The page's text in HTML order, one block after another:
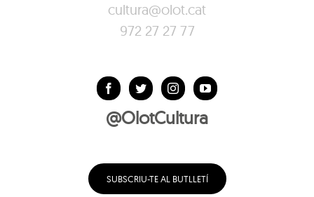
cultura@olot.cat
972 27 27 77
@OlotCultura
SUBSCRIU-TE AL BUTLLETÍ